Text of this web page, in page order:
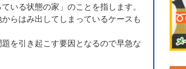
いる状態の家」のことを指します。
らはみ出してしまっているケースも
を引き起こす要因となるので早急な